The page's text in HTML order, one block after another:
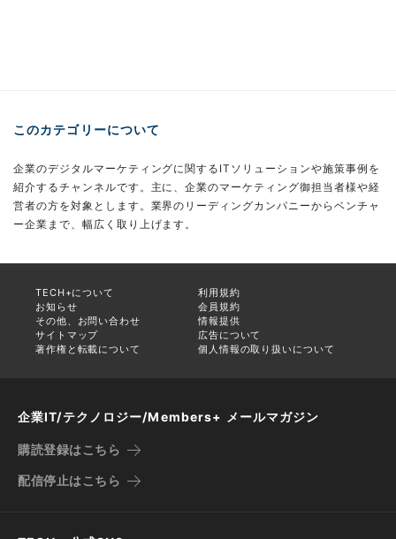
このカテゴリーについて
企業のデジタルマーケティングに関するITソリューションや施策事例を
紹介するチャンネルです。主に、企業のマーケティング御担当者様や経
営者の方を対象とします。業界のリーディングカンパニーからベンチャ
ー企業まで、幅広く取り上げます。
TECH+について
利用規約
お知らせ
会員規約
その他、お問い合わせ
情報提供
サイトマップ
広告について
著作権と転載について
個人情報の取り扱いについて
企業IT/テクノロジー/Members+ メールマガジン
購読登録はこちら
配信停止はこちら